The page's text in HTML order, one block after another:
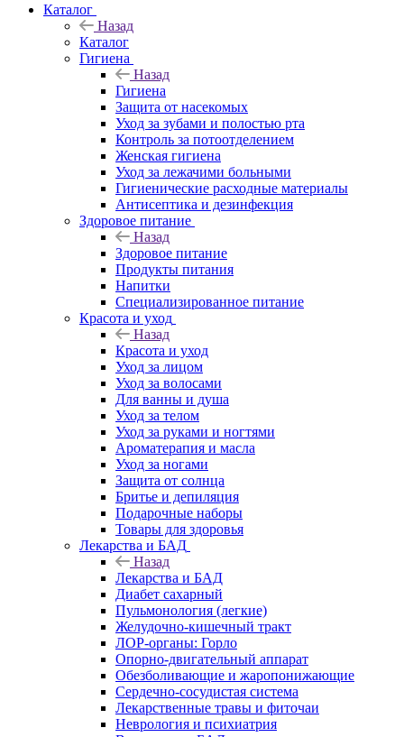
Каталог
Назад
Каталог
Гигиена
Назад
Гигиена
Защита от насекомых
Уход за зубами и полостью рта
Контроль за потоотделением
Женская гигиена
Уход за лежачими больными
Гигиенические расходные материалы
Антисептика и дезинфекция
Здоровое питание
Назад
Здоровое питание
Продукты питания
Напитки
Специализированное питание
Красота и уход
Назад
Красота и уход
Уход за лицом
Уход за волосами
Для ванны и душа
Уход за телом
Уход за руками и ногтями
Ароматерапия и масла
Уход за ногами
Защита от солнца
Бритье и депиляция
Подарочные наборы
Товары для здоровья
Лекарства и БАД
Назад
Лекарства и БАД
Диабет сахарный
Пульмонология (легкие)
Желудочно-кишечный тракт
ЛОР-органы: Горло
Опорно-двигательный аппарат
Обезболивающие и жаропонижающие
Сердечно-сосудистая система
Лекарственные травы и фиточаи
Неврология и психиатрия